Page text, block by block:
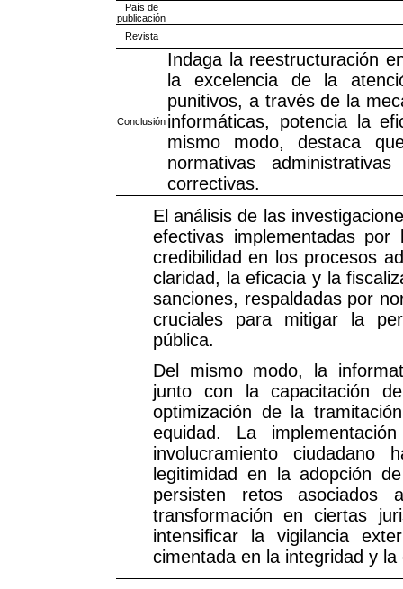
País de
publicación
Revista
Conclusión
Indaga la reestructuración
la excelencia de la
punitivos, a través de la
informáticas, potencia la
mismo modo, destaca
normativas
correctivas.
El análisis de las
efectivas implementadas
credibilidad en los procesos
claridad, la eficacia y la
sanciones, respaldadas por
cruciales para mitigar la
pública.
Del mismo modo, la
junto con la capacitación
optimización de la
equidad. La
involucramiento ciudadano
legitimidad en la adopción
persisten retos
transformación en ciertas
intensificar la vigilancia
cimentada en la integridad y